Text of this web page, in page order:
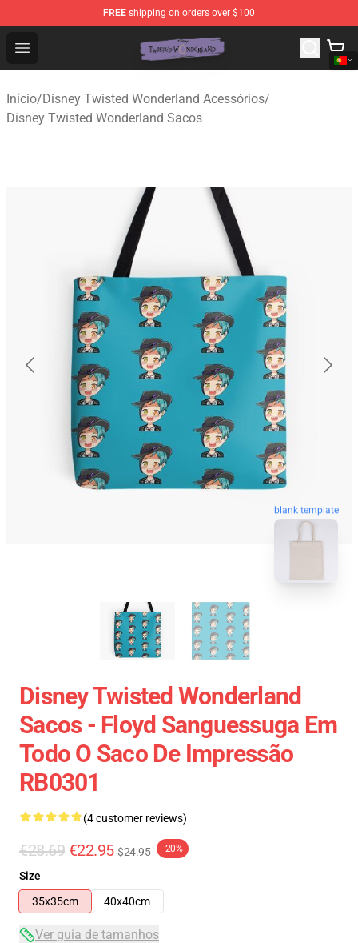
FREE shipping on orders over $100
Open menu
Twisted Wonderland Store - Official Twisted
Início/Disney Twisted Wonderland Acessórios/
Disney Twisted Wonderland Sacos
blank template
Disney Twisted Wonderland
Sacos - Floyd Sanguessuga Em
Todo O Saco De Impressão
RB0301
(4 customer reviews)
€28.69 €22.95 $24.95 -20%
Size
35x35cm
40x40cm
Ver guia de tamanhos